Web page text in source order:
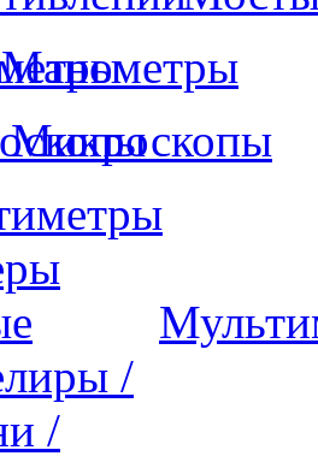
Манометры
Микроскопы